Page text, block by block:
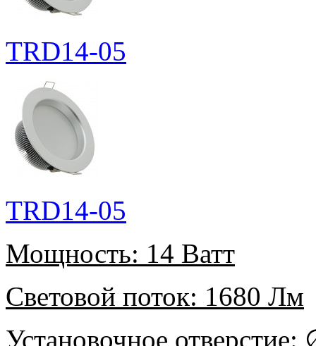
TRD14-05
TRD14-05
Мощность: 14 Ватт
Световой поток: 1680 Лм
Установочное отверстие: